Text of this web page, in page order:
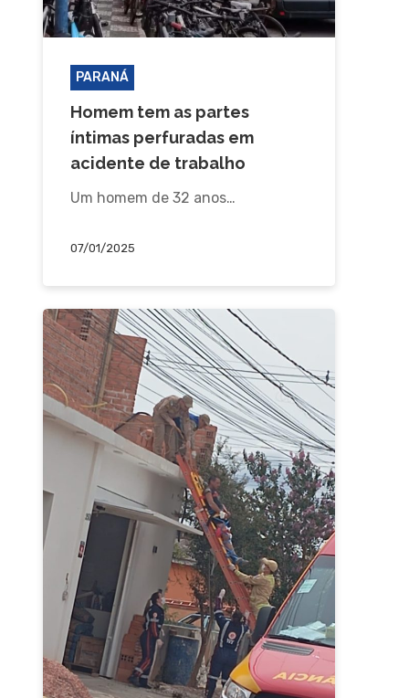
PARANÁ
Homem tem as partes
íntimas perfuradas em
acidente de trabalho
Um homem de 32 anos…
07/01/2025